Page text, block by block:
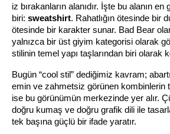
iz bırakanların alanıdır. İşte bu alanın
biri: sweatshirt. Rahatlığın ötesinde bir
ötesinde bir karakter sunar. Bad Bear
yalnızca bir üst giyim kategorisi olarak
stilinin temel yapı taşlarından biri olarak
Bugün “cool stil” dediğimiz kavram;
emin ve zahmetsiz görünen kombinlerin
ise bu görünümün merkezinde yer alır.
doğru kumaş ve doğru grafik dili ile
tek başına güçlü bir ifade yaratır.